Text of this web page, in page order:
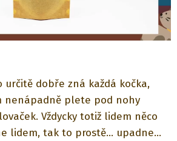
dobře zná každá kočka,
nenápadně plete pod nohy
Vždycky totiž lidem něco
lidem, tak to prostě… upadne…